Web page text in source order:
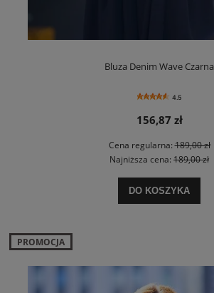
Bluza Denim Wave Czarna
4.5
156,87 zł
Cena regularna:189,00 zł
Najniższa cena: 189,00 zł
DO KOSZYKA
PROMOCJA